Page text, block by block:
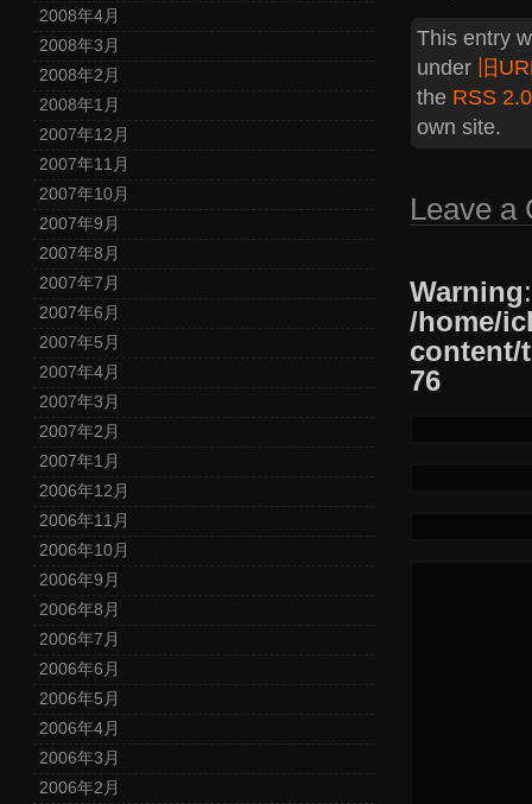
2008年4月
2008年3月
2008年2月
2008年1月
2007年12月
2007年11月
2007年10月
2007年9月
2007年8月
2007年7月
2007年6月
2007年5月
2007年4月
2007年3月
2007年2月
2007年1月
2006年12月
2006年11月
2006年10月
2006年9月
2006年8月
2006年7月
2006年6月
2006年5月
2006年4月
2006年3月
2006年2月
This entry
under 旧
the RSS 2.0
own site.
Leave a
Warning
/home/
content/
76